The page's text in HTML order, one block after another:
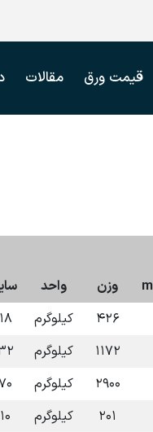
قیمت ورق مقالات
وزن واحد
۴۲۶ کیلوگرم ۱۸
۱۱۷۲ کیلوگرم
۲۹۰۰ کیلوگرم
۲۰۱ کیلوگرم ۱۰